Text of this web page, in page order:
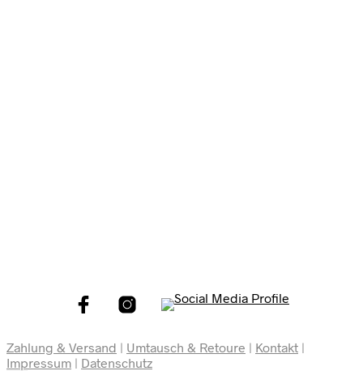
Zahlung & Versand | Umtausch & Retoure | Kontakt |
Impressum | Datenschutz